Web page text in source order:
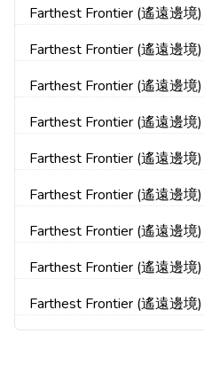
Farthest Frontier (遙遠邊境
Farthest Frontier (遙遠邊境
Farthest Frontier (遙遠邊
Farthest Frontier (遙遠邊境
Farthest Frontier (遙遠邊
Farthest Frontier (遙遠邊境
Farthest Frontier (遙遠邊
Farthest Frontier (遙遠邊
Farthest Frontier (遙遠邊